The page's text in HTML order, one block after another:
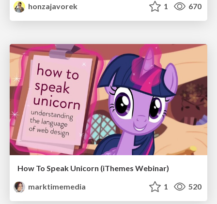
honzajavorek
1 670
How To Speak Unicorn (iThemes Webinar)
marktimemedia
1 520